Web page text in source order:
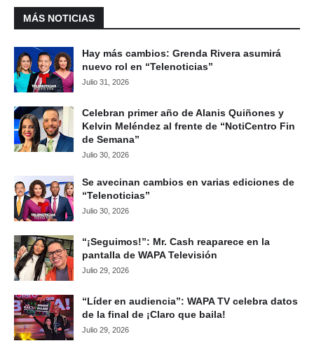
MÁS NOTICIAS
Hay más cambios: Grenda Rivera asumirá
nuevo rol en “Telenoticias”
Julio 31, 2026
Celebran primer año de Alanis Quiñones y
Kelvin Meléndez al frente de “NotiCentro Fin
de Semana”
Julio 30, 2026
Se avecinan cambios en varias ediciones de
“Telenoticias”
Julio 30, 2026
“¡Seguimos!”: Mr. Cash reaparece en la
pantalla de WAPA Televisión
Julio 29, 2026
“Líder en audiencia”: WAPA TV celebra datos
de la final de ¡Claro que baila!
Julio 29, 2026